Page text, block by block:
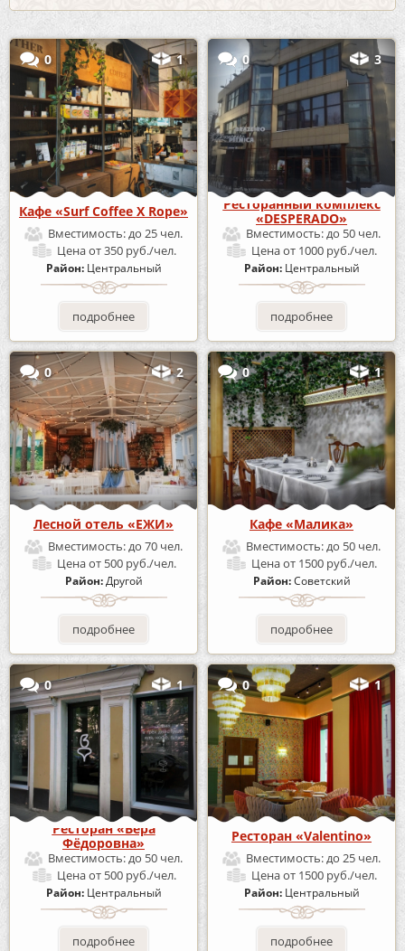
0 1
Кафе «Surf Coffee X Rope»
Вместимость: до 25 чел.
Ценаот 350 руб./чел.
Район: Центральный
подробнее
0 3
Ресторанный комплекс
«DESPERADO»
Вместимость: до 50 чел.
Ценаот 1000 руб./чел.
Район: Центральный
подробнее
0 2
Лесной отель «ЕЖИ»
Вместимость: до 70 чел.
Ценаот 500 руб./чел.
Район:Другой
подробнее
0 1
Кафе «Малика»
Вместимость: до 50 чел.
Ценаот 1500 руб./чел.
Район:Советский
подробнее
0 1
Ресторан «Вера
Фёдоровна»
Вместимость:до 50 чел.
Ценаот 500 руб./чел.
Район: Центральный
подробнее
0 1
Ресторан «Valentino»
Вместимость:до 25 чел.
Ценаот 1500 руб./чел.
Район: Центральный
подробнее